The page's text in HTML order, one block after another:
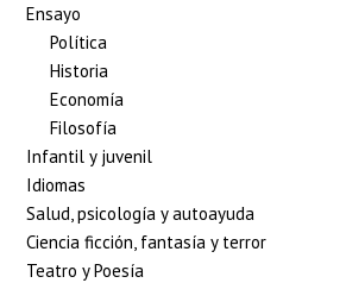
Ensayo
Política
Historia
Economía
Filosofía
Infantil y juvenil
Idiomas
Salud, psicología y autoayuda
Ciencia ficción, fantasía y terror
Teatro y Poesía